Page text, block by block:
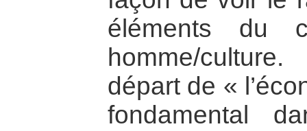
éléments du
homme/
départ de «
fondamental